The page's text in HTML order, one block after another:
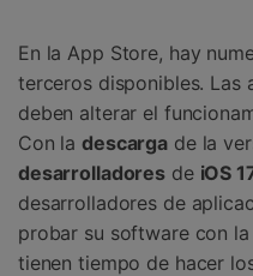
En la App Store, hay
terceros disponibles. Las
deben alterar el
Con la descarga de la
desarrolladores de iOS
desarrolladores de
probar su software con
tienen tiempo de hacer